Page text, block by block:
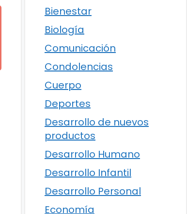
Bienestar
Biología
Comunicación
Condolencias
Cuerpo
Deportes
Desarrollo de nuevos
productos
Desarrollo Humano
Desarrollo Infantil
Desarrollo Personal
Economía